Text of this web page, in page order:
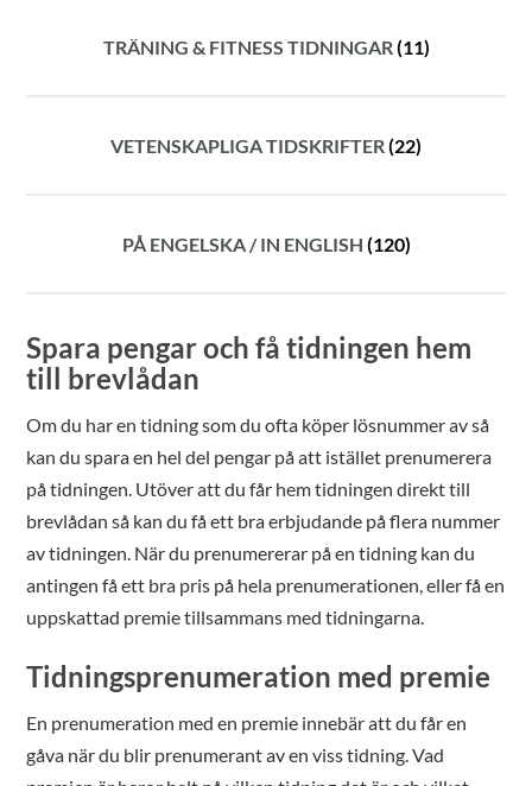
TRÄNING & FITNESS TIDNINGAR(11)
VETENSKAPLIGA TIDSKRIFTER(22)
PÅ ENGELSKA / IN ENGLISH (120)
Spara pengar och få tidningen hem
till brevlådan
Om du har en tidning som du ofta köper lösnummer av så
kan du spara en hel del pengar på att istället prenumerera
på tidningen. Utöver att du får hem tidningen direkt till
brevlådan så kan du få ett bra erbjudande på flera nummer
av tidningen. När du prenumererar på en tidning kan du
antingen få ett bra pris på hela prenumerationen, eller få en
uppskattad premie tillsammans med tidningarna.
Tidningsprenumeration med premie
En prenumeration med en premie innebär att du får en
gåva när du blir prenumerant av en viss tidning. Vad